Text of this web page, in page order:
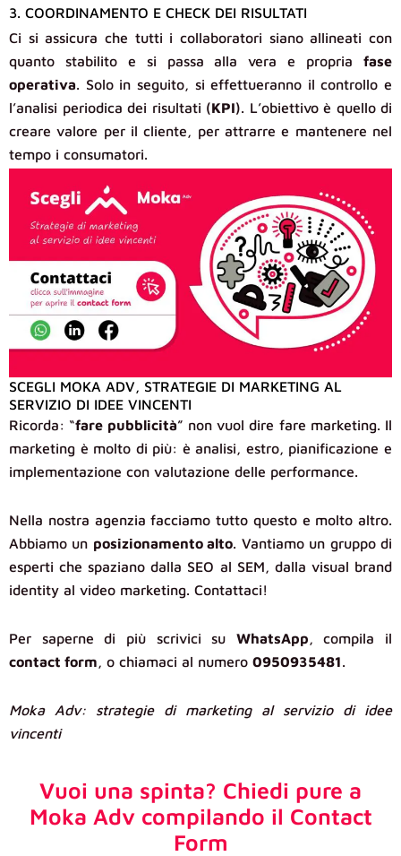
3. COORDINAMENTO E CHECK DEI RISULTATI
Ci si assicura che tutti i collaboratori siano allineati con
quanto stabilito e si passa alla vera e propria fase
operativa. Solo in seguito, si effettueranno il controllo e
l’analisi periodica dei risultati (KPI). L’obiettivo è quello di
creare valore per il cliente, per attrarre e mantenere nel
tempo i consumatori.
SCEGLI MOKA ADV, STRATEGIE DI MARKETING AL
SERVIZIO DI IDEE VINCENTI
Ricorda: “fare pubblicità” non vuol dire fare marketing. Il
marketing è molto di più: è analisi, estro, pianificazione e
implementazione con valutazione delle performance.
Nella nostra agenzia facciamo tutto questo e molto altro.
Abbiamo un posizionamento alto. Vantiamo un gruppo di
esperti che spaziano dalla SEO al SEM, dalla visual brand
identity al video marketing. Contattaci!
Per saperne di più scrivici su WhatsApp, compila il
contact form, o chiamaci al numero 0950935481.
Moka Adv: strategie di marketing al servizio di idee
vincenti
Vuoi una spinta? Chiedi pure a
Moka Adv compilando il Contact
Form